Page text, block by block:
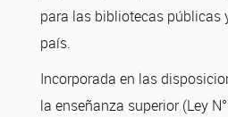
para las bibliotecas públicas
país.
Incorporada en las
la enseñanza superior (Ley